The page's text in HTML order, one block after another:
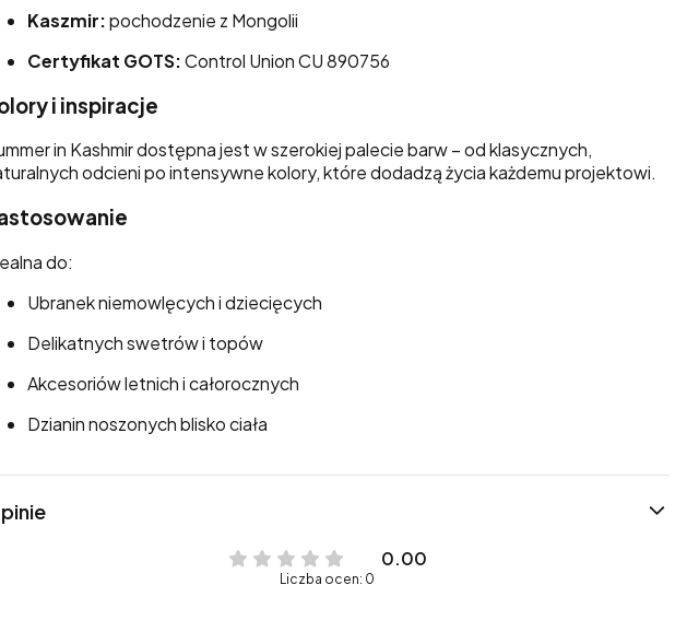
Kaszmir:pochodzenie z Mongolii
Certyfikat GOTS:Control Union CU 890756
i inspiracje
in Kashmir dostępna jest w szerokiej palecie barw – od klasycznych,
odcieni po intensywne kolory, które dodadzą życia każdemu projektowi.
do:
Ubranek niemowlęcych i dziecięcych
Delikatnych swetrów i topów
Akcesoriów letnich i całorocznych
Dzianin noszonych blisko ciała
0.00
Liczba ocen: 0